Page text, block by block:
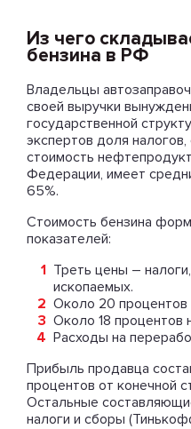
Из чего
бензина в РФ
Владельцы
своей выручки
государственной
экспертов доля
стоимость
Федерации, имеет
65%.
Стоимость бензина
показателей:
Треть цены –
ископаемых.
Около 20 процентов
Около 18 процентов
Расходы на
Прибыль продавца
процентов от конечной
Остальные
налоги и сборы